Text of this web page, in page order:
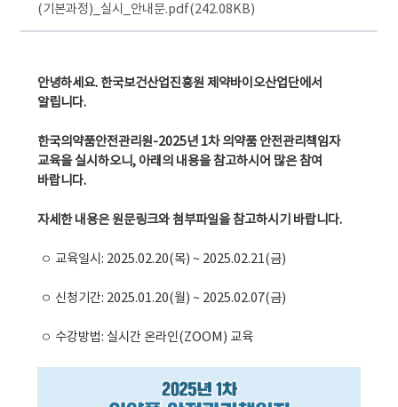
(기본과정)_실시_안내문.pdf(242.08KB)
안녕하세요. 한국보건산업진흥원 제약바이오산업단에서
알립니다.
한국의약품안전관리원-2025년 1차 의약품 안전관리책임자
교육을 실시하오니, 아래의 내용을 참고하시어 많은 참여
바랍니다.
자세한 내용은 원문링크와 첨부파일을 참고하시기 바랍니다.
ㅇ 교육일시: 2025.02.20(목) ~ 2025.02.21(금)
ㅇ 신청기간: 2025.01.20(월) ~ 2025.02.07(금)
ㅇ 수강방법: 실시간 온라인(ZOOM) 교육